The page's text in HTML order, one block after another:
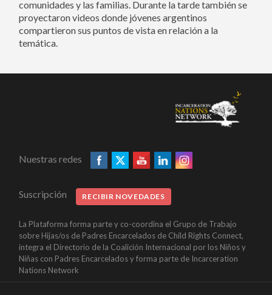
comunidades y las familias. Durante la tarde también se
proyectaron videos donde jóvenes argentinos
compartieron sus puntos de vista en relación a la
temática.
Nuestras redes
Suscripción RECIBIR NOVEDADES
La Plataforma forma parte y co-coordina el Grupo de Trabajo
sobre Hijas/os de Padres Encarcelados de Child Rights Connect,
integra el Directorio de la Coalición Internacional por los Niños y
Niñas con Padres Encarcelados y forma parte de Incarceration
Nations Network